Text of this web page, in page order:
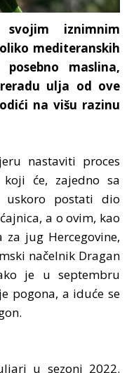
iznimnim
mediteranskih
maslina,
ulja od ove
na višu razinu
nastaviti proces
koji će, zajedno sa
uskoro postati dio
a o ovim, kao
jug Hercegovine,
načelnik Dragan
je u septembru
pogona, a iduće se
u sezoni 2022.